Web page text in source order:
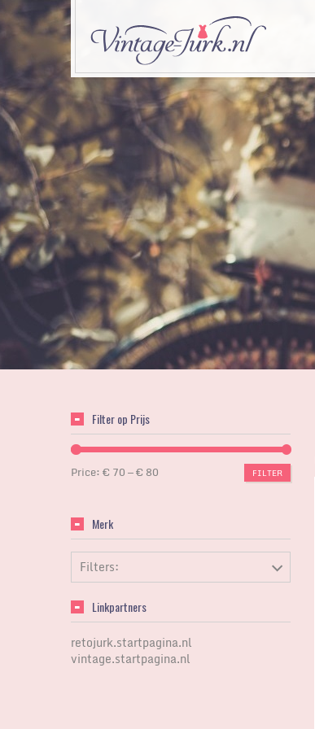
Filter op Prijs
FILTER
Price:€ 70—€ 80
Merk
Filters:
Linkpartners
retojurk.startpagina.nl
vintage.startpagina.nl